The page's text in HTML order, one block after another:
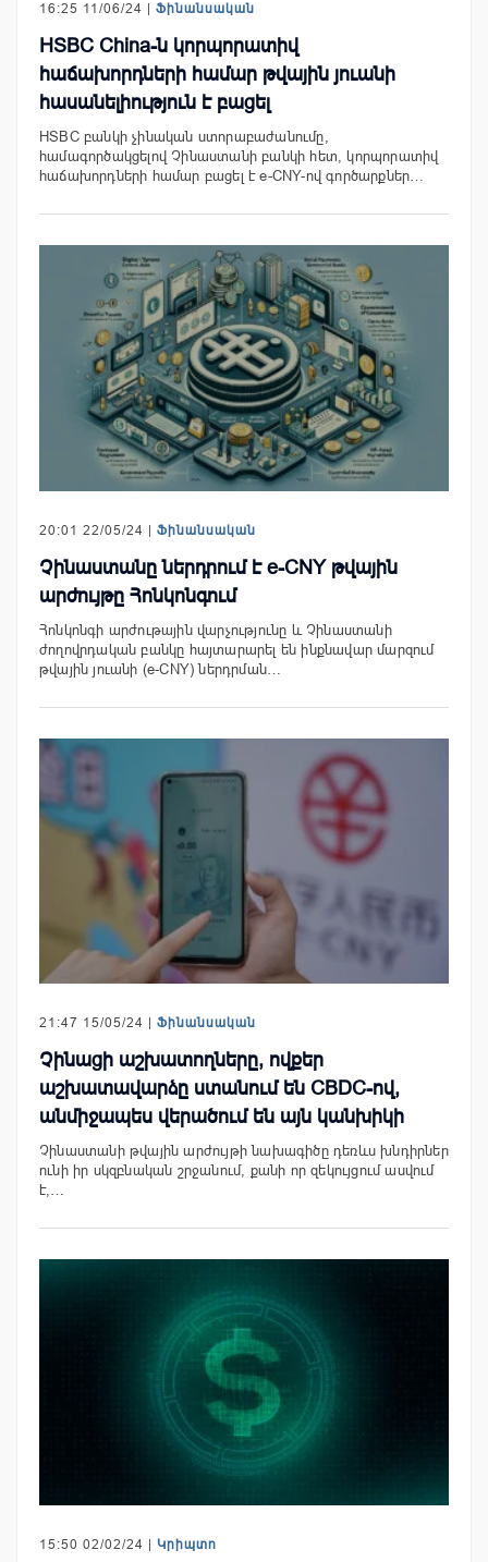
16:25 11/06/24 | Ֆինանսական
HSBC China-ն կորպորատիվ
հաճախորդների համար թվային յուանի
հասանելիություն է բացել
HSBC բանկի չինական ստորաբաժանումը,
համագործակցելով Չինաստանի բանկի հետ, կորպորատիվ
հաճախորդների համար բացել է e-CNY-ով գործարքներ…
20:01 22/05/24 | Ֆինանսական
Չինաստանը ներդրում է e-CNY թվային
արժույթը Հոնկոնգում
Հոնկոնգի արժութային վարչությունը և Չինաստանի
ժողովրդական բանկը հայտարարել են ինքնավար մարզում
թվային յուանի (e-CNY) ներդրման…
21:47 15/05/24 | Ֆինանսական
Չինացի աշխատողները, ովքեր
աշխատավարձը ստանում են CBDC-ով,
անմիջապես վերածում են այն կանխիկի
Չինաստանի թվային արժույթի նախագիծը դեռևս խնդիրներ
ունի իր սկզբնական շրջանում, քանի որ զեկույցում ասվում
է,…
15:50 02/02/24 | Կրիպտո